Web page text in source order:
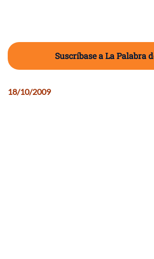
Suscríbase a La Palabra
18/10/2009